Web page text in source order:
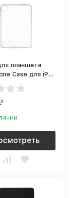
планшета
Case для iPad
IPP)